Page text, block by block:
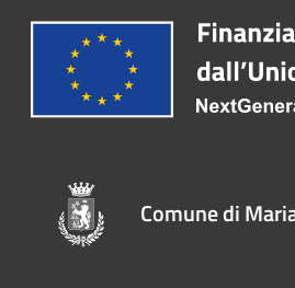
Comune di